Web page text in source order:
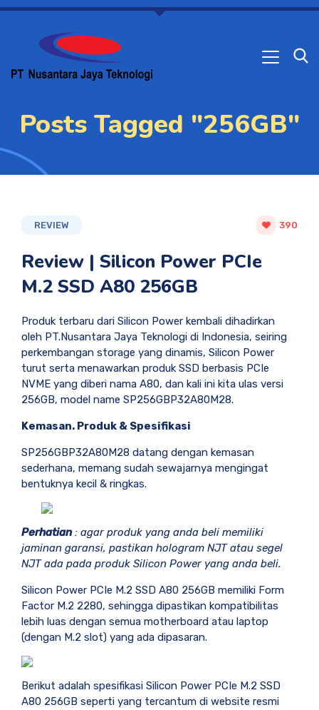
Posts Tagged "256GB"
REVIEW 390
Review | Silicon Power PCIe
M.2 SSD A80 256GB
Produk terbaru dari Silicon Power kembali dihadirkan
oleh PT.Nusantara Jaya Teknologi di Indonesia, seiring
perkembangan storage yang dinamis, Silicon Power
turut serta menawarkan produk SSD berbasis PCIe
NVME yang diberi nama A80, dan kali ini kita ulas versi
256GB, model name SP256GBP32A80M28.
Kemasan. Produk & Spesifikasi
SP256GBP32A80M28 datang dengan kemasan
sederhana, memang sudah sewajarnya mengingat
bentuknya kecil & ringkas.
Perhatian: agar produk yang anda beli memiliki
jaminan garansi, pastikan hologram NJT atau segel
NJT ada pada produk Silicon Power yang anda beli.
Silicon Power PCIe M.2 SSD A80 256GB memiliki Form
Factor M.2 2280, sehingga dipastikan kompatibilitas
lebih luas dengan semua motherboard atau laptop
(dengan M.2 slot) yang ada dipasaran.
Berikut adalah spesifikasi Silicon Power PCIe M.2 SSD
A80 256GB seperti yang tercantum di website resmi